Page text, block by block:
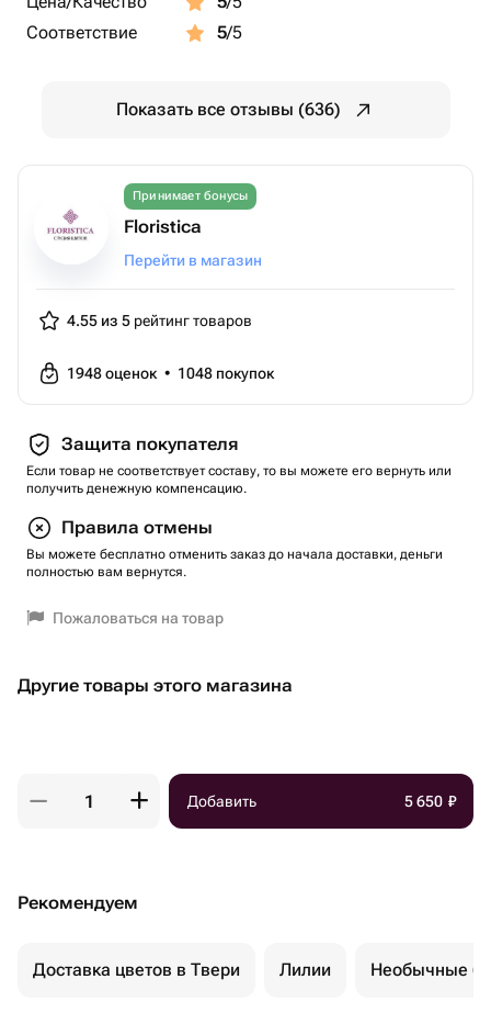
Соответствие
5/5
Показать все отзывы (636)
Принимает бонусы
Floristica
Перейти в магазин
4.55 из 5 рейтинг товаров
1948оценок • 1048 покупок
Защита покупателя
Если товар не соответствует составу, то вы можете его вернуть или
получить денежную компенсацию.
Правила отмены
Вы можете бесплатно отменить заказ до начала доставки, деньги
полностью вам вернутся.
Пожаловаться на товар
Другие товары этого магазина
Добавить 5 650 ₽
Рекомендуем
Доставка цветов в Твери Лилии Необычные